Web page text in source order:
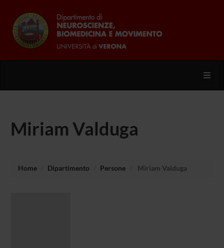
Miriam Valduga
Home Dipartimento Persone Miriam Valduga